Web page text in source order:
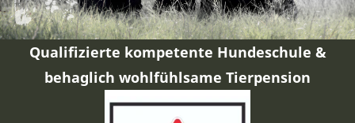
Qualifizierte kompetente Hundeschule &
behaglich wohlfühlsame Tierpension